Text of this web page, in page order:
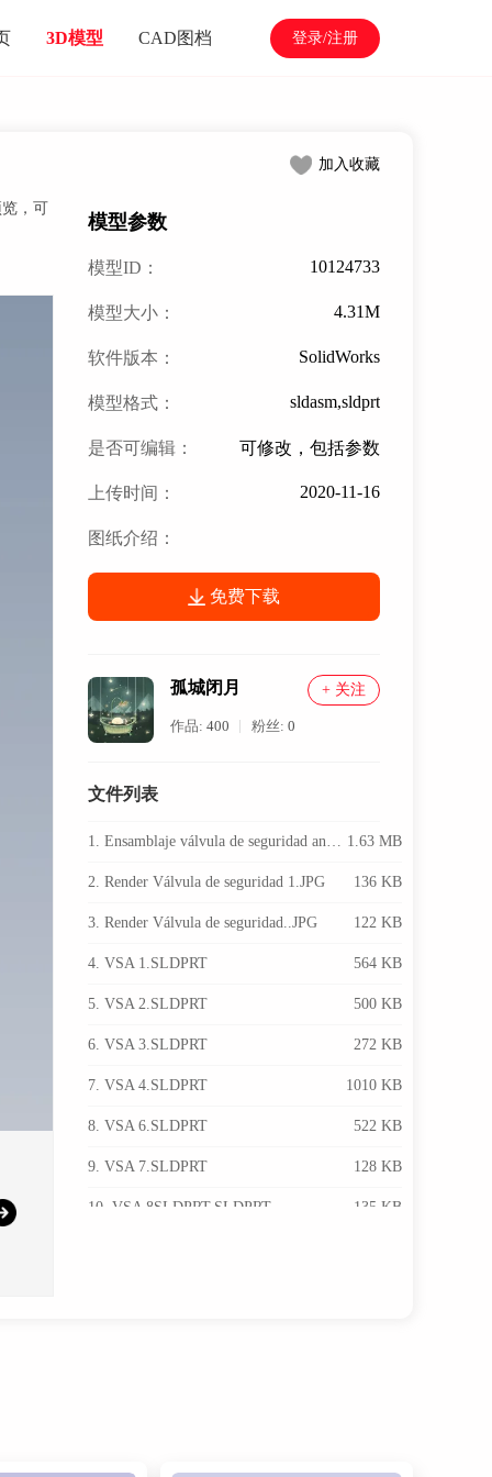
3D模型 CAD图档 登录/注册
，可
加入收藏
模型参数
模型ID： 10124733
模型大小： 4.31M
软件版本： SolidWorks
模型格式： sldasm,sldprt
是否可编辑： 可修改，包括参数
上传时间： 2020-11-16
图纸介绍：
免费下载
孤城闭月
作品:400 粉丝:0
+ 关注
文件列表
1. Ensamblaje válvula de seguridad angular.SLDASM 1.63 MB
2. Render Válvula de seguridad 1.JPG 136 KB
3. Render Válvula de seguridad..JPG 122 KB
4. VSA 1.SLDPRT 564 KB
5. VSA 2.SLDPRT 500 KB
6. VSA 3.SLDPRT 272 KB
7. VSA 4.SLDPRT 1010 KB
8. VSA 6.SLDPRT 522 KB
9. VSA 7.SLDPRT 128 KB
10. VSA 8SLDPRT.SLDPRT 135 KB